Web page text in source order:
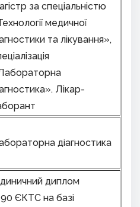
за спеціальністю
медичної
та лікування»,
Лікар-
діагностика
диплом
ЄКТС на базі